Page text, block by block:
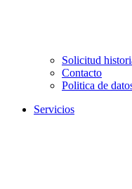
Solicitud
Contacto
Politica de
Servicios